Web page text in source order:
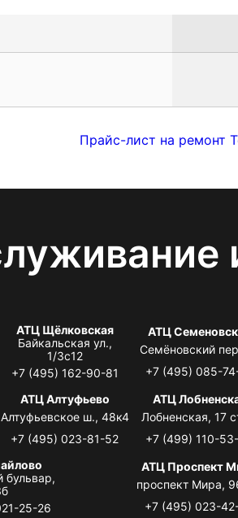
Прайс-лист на ремонт
АТЦ Щёлковская
Байкальская ул.,
1/3с12
+7 (495) 162-90-81
АТЦ
Семёновский
+7 (495) 085-
АТЦ Алтуфьево
Алтуфьевское ш., 48к4
+7 (495) 023-81-52
АТЦ
Лобненская, 17
+7 (499) 110-
бульвар,
25-26
АТЦ Проспект
проспект Мира,
+7 (495) 023-